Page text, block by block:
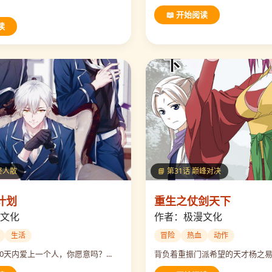
📖 开始阅读
人散
划
化
生活
天内爱上一个人，你愿意吗？...
📘 第31话 巅峰对决
重生之仗剑天下
作者：极漫文化
冒险 热血 动作
背负着重振门派希望的天才杨之